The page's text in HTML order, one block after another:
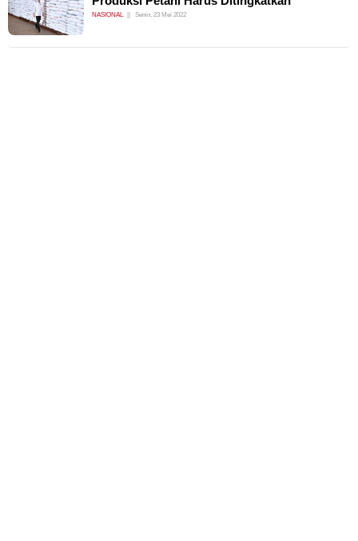
NASIONAL Senin, 23 Mei 2022